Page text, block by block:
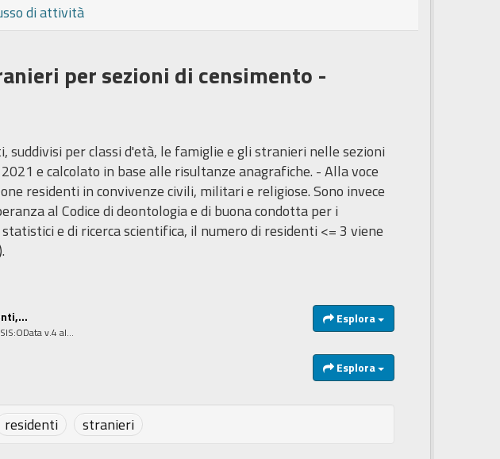
di attività
per sezioni di censimento -
per classi d'età, le famiglie e gli stranieri nelle sezioni
e calcolato in base alle risultanze anagrafiche. - Alla voce
residenti in convivenze civili, militari e religiose. Sono invece
al Codice di deontologia e di buona condotta per i
e di ricerca scientifica, il numero di residenti <= 3 viene
v.4 al...
Esplora
Esplora
residenti stranieri